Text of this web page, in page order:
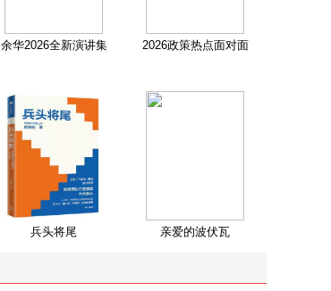
余华2026全新演讲集 2026政策热点面对面
兵头将尾 亲爱的波伏瓦